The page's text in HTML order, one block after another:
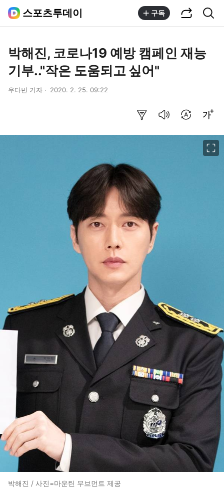
스포츠투데이 구독
박해진, 코로나19 예방 캠페인 재능
기부.."작은 도움되고 싶어"
우다빈 기자 2020. 2. 25. 09:22
박해진 / 사진=마운틴 무브먼트 제공